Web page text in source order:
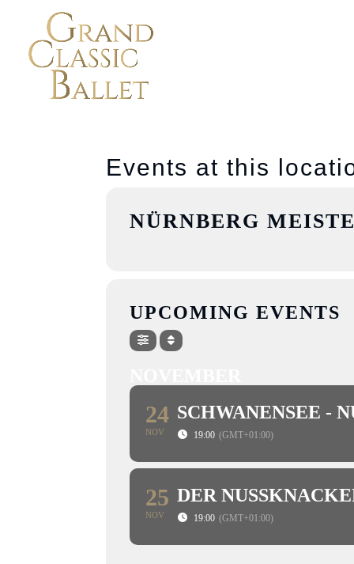
Events at this
NÜRNBERG
UPCOMING EVENTS
24
NOV
SCHWANENSEE -
19:00 (GMT+01:00)
25
NOV
DER
19:00 (GMT+01:00)